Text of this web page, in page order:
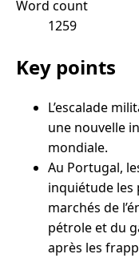
Word count
1259
Key points
L’escalade
une nouvelle
mondiale.
Au Portugal,
inquiétude les
marchés de
pétrole et du
après les